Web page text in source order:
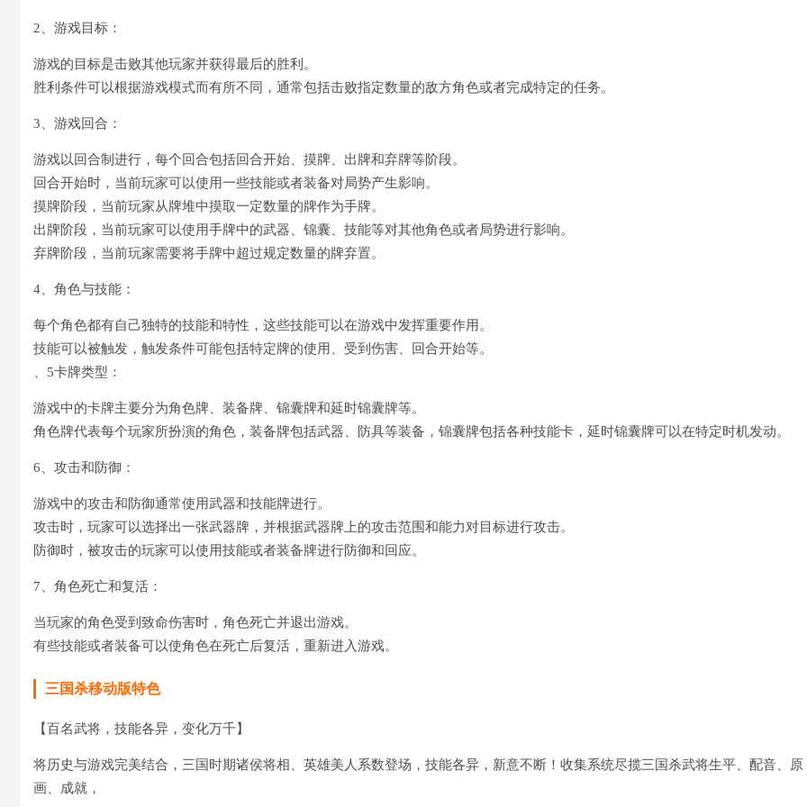
2、游戏目标：
游戏的目标是击败其他玩家并获得最后的胜利。
胜利条件可以根据游戏模式而有所不同，通常包括击败指定数量的敌方角色或者完成特定的任务。
3、游戏回合：
游戏以回合制进行，每个回合包括回合开始、摸牌、出牌和弃牌等阶段。
回合开始时，当前玩家可以使用一些技能或者装备对局势产生影响。
摸牌阶段，当前玩家从牌堆中摸取一定数量的牌作为手牌。
出牌阶段，当前玩家可以使用手牌中的武器、锦囊、技能等对其他角色或者局势进行影响。
弃牌阶段，当前玩家需要将手牌中超过规定数量的牌弃置。
4、角色与技能：
每个角色都有自己独特的技能和特性，这些技能可以在游戏中发挥重要作用。
技能可以被触发，触发条件可能包括特定牌的使用、受到伤害、回合开始等。
、5卡牌类型：
游戏中的卡牌主要分为角色牌、装备牌、锦囊牌和延时锦囊牌等。
角色牌代表每个玩家所扮演的角色，装备牌包括武器、防具等装备，锦囊牌包括各种技能卡，延时锦囊牌可以在特定时机发动。
6、攻击和防御：
游戏中的攻击和防御通常使用武器和技能牌进行。
攻击时，玩家可以选择出一张武器牌，并根据武器牌上的攻击范围和能力对目标进行攻击。
防御时，被攻击的玩家可以使用技能或者装备牌进行防御和回应。
7、角色死亡和复活：
当玩家的角色受到致命伤害时，角色死亡并退出游戏。
有些技能或者装备可以使角色在死亡后复活，重新进入游戏。
三国杀移动版特色
【百名武将，技能各异，变化万千】
将历史与游戏完美结合，三国时期诸侯将相、英雄美人系数登场，技能各异，新意不断！收集系统尽揽三国杀武将生平、配音、原
画、成就，